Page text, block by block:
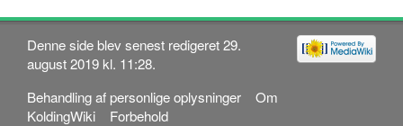
Denne side blev senest redigeret 29.
august 2019 kl. 11:28.
Behandling af personlige oplysninger
Om
KoldingWiki
Forbehold